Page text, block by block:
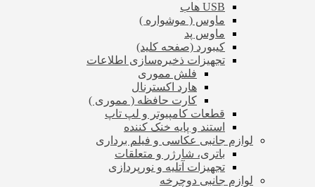
USB هاب
ماوس ( موشواره )
ماوس پد
کیبورد (صفحه کلید)
تجهیزات ذخیره‌سازی اطلاعات
فلش مموری
هارد اکسترنال
کارت حافظه ( مموری )
قطعات کامپیوتر و لپ تاپ
استند و پایه خنک کننده
لوازم جانبی عکاسی و فیلم برداری
باتری، شارژر و متعلقات
تجهیزات آتلیه و نورپردازی
لوازم جانبی دوچرخه